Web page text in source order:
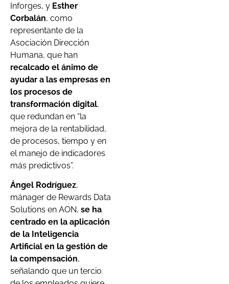
Inforges, y Esther
Corbalán, como
representante de la
Asociación Dirección
Humana, que han
recalcado el ánimo de
ayudar a las empresas en
los procesos de
transformación digital,
que redundan en “la
mejora de la rentabilidad,
de procesos, tiempo y en
el manejo de indicadores
más predictivos”.
Ángel Rodríguez,
mánager de Rewards Data
Solutions en AON, se ha
centrado en la aplicación
de la Inteligencia
Artificial en la gestión de
la compensación,
señalando que un tercio